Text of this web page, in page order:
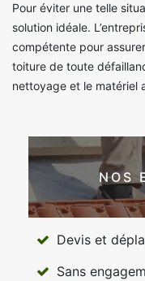
Pour éviter une telle
solution idéale.
compétente pour
toiture de toute
nettoyage et le matériel
NOS
Devis et
Sans